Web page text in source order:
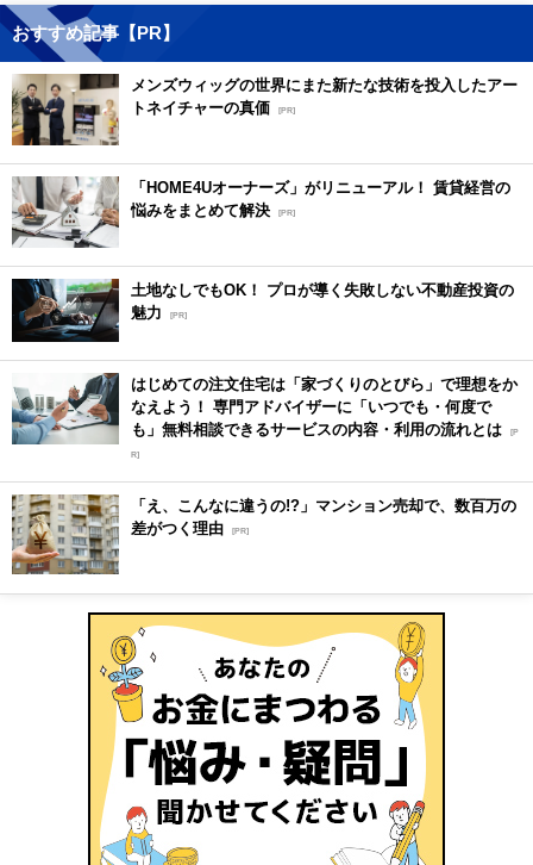
おすすめ記事【PR】
メンズウィッグの世界にまた新たな技術を投入したアー
トネイチャーの真価 [PR]
「HOME4Uオーナーズ」がリニューアル！ 賃貸経営の
悩みをまとめて解決 [PR]
土地なしでもOK！ プロが導く失敗しない不動産投資の
魅力
[PR]
はじめての注文住宅は「家づくりのとびら」で理想をか
なえよう！ 専門アドバイザーに「いつでも・何度で
も」無料相談できるサービスの内容・利用の流れとは [P
R]
「え、こんなに違うの!?」マンション売却で、数百万の
差がつく理由 [PR]